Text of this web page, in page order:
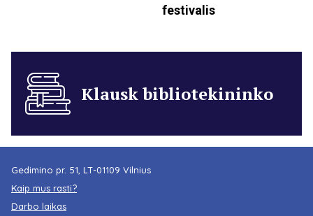
festivalis
Klausk bibliotekininko
Gedimino pr. 51, LT-01109 Vilnius
Kaip mus rasti?
Darbo laikas